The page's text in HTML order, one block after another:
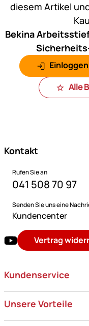
diesem Artikel
Bekina
Alle
Kontakt
Rufen Sie an
041 508 70 97
Senden Sie uns eine
Kundencenter
Vertrag
Kundenservice
Unsere Vorteile